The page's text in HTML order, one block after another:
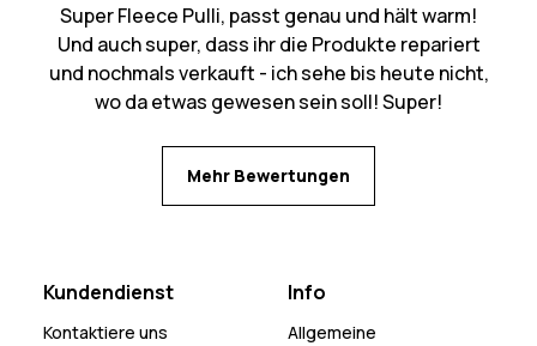
Super Fleece Pulli, passt genau und hält warm!
Und auch super, dass ihr die Produkte repariert
und nochmals verkauft - ich sehe bis heute nicht,
wo da etwas gewesen sein soll! Super!
Mehr Bewertungen
Kundendienst
Kontaktiere uns
Info
Allgemeine